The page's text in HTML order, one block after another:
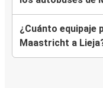
¿Cuánto equipaje
Maastricht a